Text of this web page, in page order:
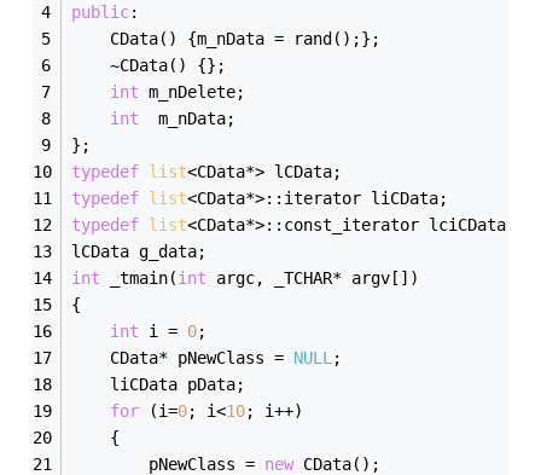
public:
	CData() {m_nData = rand();};
	~CData() {};
int m_nDelete;
int
  m_nData;
};
typedef list<CData*> lCData;
typedef list<CData*>::iterator liCData;
typedef list<CData*>::const_iterator lciCData;
lCData g_data;
int _tmain(int argc, _TCHAR* argv[])
{
int i = 0;
	CData* pNewClass =
NULL ;
	liCData pData;
for (i=0; i<10; i++)
	{
		pNewClass =
new CData();